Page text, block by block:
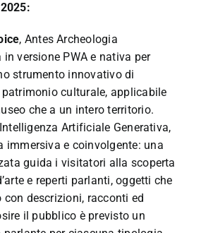
, Antes Archeologia
versione PWA e nativa per
strumento innovativo di
culturale, applicabile
che a un intero territorio.
Artificiale Generativa,
immersiva e coinvolgente: una
guida i visitatori alla scoperta
e reperti parlanti, oggetti che
con descrizioni, racconti ed
il pubblico è previsto un